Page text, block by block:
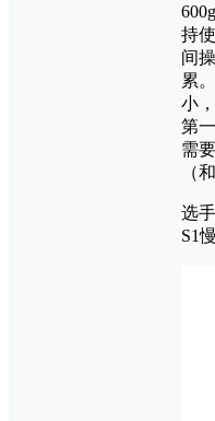
持
间
累
小
第
需
（
选
S1